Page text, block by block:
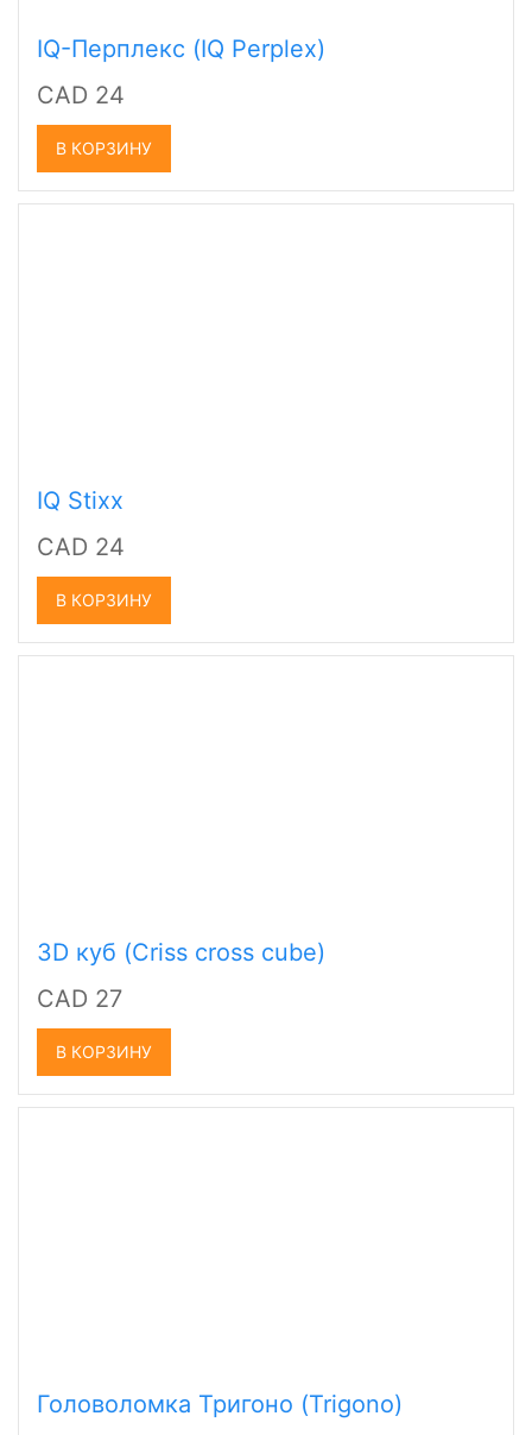
IQ-Перплекс (IQ Perplex)
CAD 24
В КОРЗИНУ
IQ Stixx
CAD 24
В КОРЗИНУ
3D куб (Criss cross cube)
CAD 27
В КОРЗИНУ
Головоломка Тригоно (Trigono)